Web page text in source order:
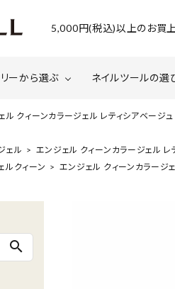
5,000円(税込)以上のお買
ーから選ぶ
グリッター・ホロ
）
ネイルツールの選
ル クィーンカラージェル レティシアベージ
ェル
エンジェル クィーンカラージェル
ルクィーン エンジェル クィーンカラージ
search